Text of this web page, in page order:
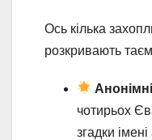
Ось кілька
розкривають
чотирьох
згадки